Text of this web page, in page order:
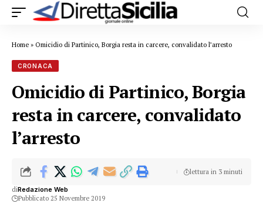
Home » Omicidio di Partinico, Borgia resta in carcere, convalidato l’arresto
CRONACA
Omicidio di Partinico, Borgia
resta in carcere, convalidato
l’arresto
diRedazione Web
Pubblicato 25 Novembre 2019
lettura in 3 minuti